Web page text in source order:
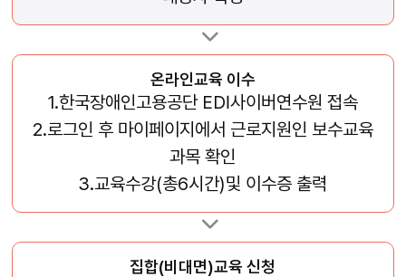
온라인교육 이수
1.한국장애인고용공단 EDI사이버연수원 접속
2.로그인 후 마이페이지에서 근로지원인 보수교육
과목 확인
3.교육수강(총6시간)및 이수증 출력
집합(비대면)교육 신청